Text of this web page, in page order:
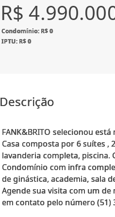
R$
Condomínio: R$ 0
IPTU: R$ 0
Descrição
FANK&BRITO selecionou
Casa composta por 6 suítes ,
lavanderia completa, piscina.
Condomínio com infra
de ginástica, academia, sala
Agende sua visita com um